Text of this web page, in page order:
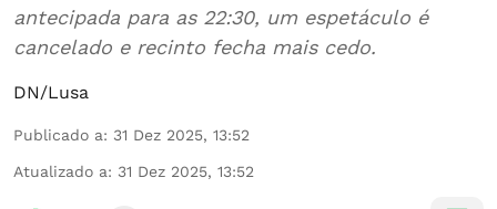
antecipada para as 22:30, um espetáculo é
cancelado e recinto fecha mais cedo.
DN/Lusa
Publicado a: 31 Dez 2025, 13:52
Atualizado a: 31 Dez 2025, 13:52